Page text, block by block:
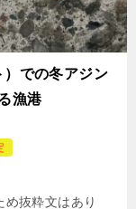
での冬アジン
漁港
抜粋文はあり